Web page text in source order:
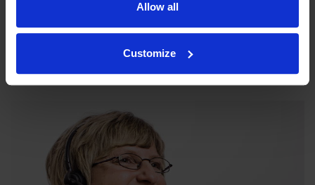
Allow all
Customize
Filosofiamme
Indexator Rotator Systems AB:n yritysfilosofia on yhteinen